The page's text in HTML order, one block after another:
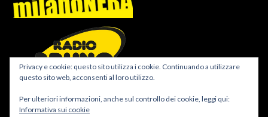
Privacy e cookie: questo sito utilizza i cookie. Continuando a utilizzare
questo sito web, acconsenti al loro utilizzo.
Per ulteriori informazioni, anche sul controllo dei cookie, leggi qui:
Informativa sui cookie